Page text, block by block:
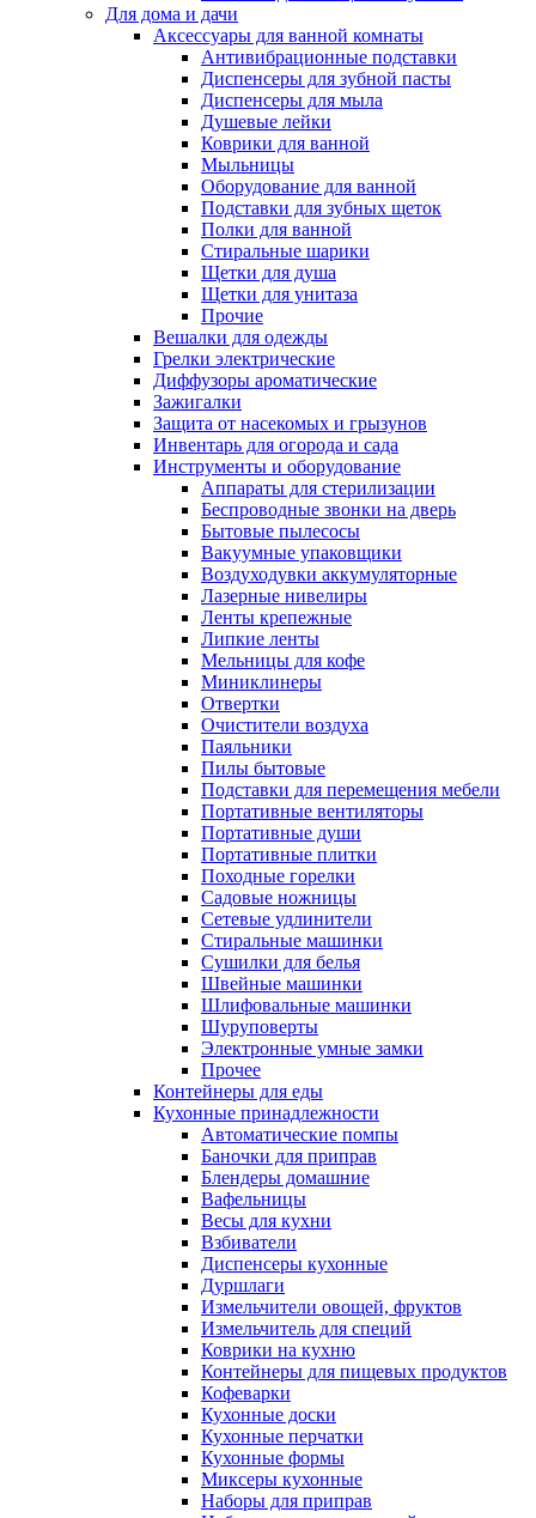
Для дома и дачи
Аксессуары для ванной комнаты
Антивибрационные подставки
Диспенсеры для зубной пасты
Диспенсеры для мыла
Душевые лейки
Коврики для ванной
Мыльницы
Оборудование для ванной
Подставки для зубных щеток
Полки для ванной
Стиральные шарики
Щетки для душа
Щетки для унитаза
Прочие
Вешалки для одежды
Грелки электрические
Диффузоры ароматические
Зажигалки
Защита от насекомых и грызунов
Инвентарь для огорода и сада
Инструменты и оборудование
Аппараты для стерилизации
Беспроводные звонки на дверь
Бытовые пылесосы
Вакуумные упаковщики
Воздуходувки аккумуляторные
Лазерные нивелиры
Ленты крепежные
Липкие ленты
Мельницы для кофе
Миниклинеры
Отвертки
Очистители воздуха
Паяльники
Пилы бытовые
Подставки для перемещения мебели
Портативные вентиляторы
Портативные души
Портативные плитки
Походные горелки
Садовые ножницы
Сетевые удлинители
Стиральные машинки
Сушилки для белья
Швейные машинки
Шлифовальные машинки
Шуруповерты
Электронные умные замки
Прочее
Контейнеры для еды
Кухонные принадлежности
Автоматические помпы
Баночки для приправ
Блендеры домашние
Вафельницы
Весы для кухни
Взбиватели
Диспенсеры кухонные
Дуршлаги
Измельчители овощей, фруктов
Измельчитель для специй
Коврики на кухню
Контейнеры для пищевых продуктов
Кофеварки
Кухонные доски
Кухонные перчатки
Кухонные формы
Миксеры кухонные
Наборы для приправ